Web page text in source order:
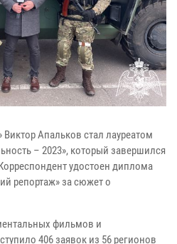
Апальков стал лауреатом
– 2023», который завершился
удостоен диплома
репортаж» за сюжет о
фильмов и
406 заявок из 56 регионов